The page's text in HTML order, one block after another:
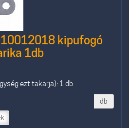
kipufogó
1db
ezt takarja): 1 db
db